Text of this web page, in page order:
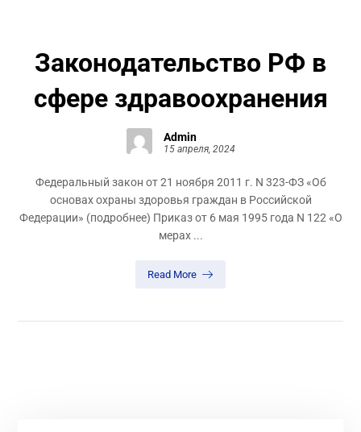
Законодательство РФ в
сфере здравоохранения
Admin
15 апреля, 2024
Федеральный закон от 21 ноября 2011 г. N 323-ФЗ «Об
основах охраны здоровья граждан в Российской
Федерации» (подробнее) Приказ от 6 мая 1995 года N 122 «О
мерах ...
Read More